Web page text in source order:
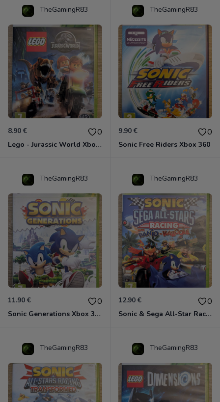
TheGamingR83
8.90 € 0
Lego - Jurassic World Xbox 360
TheGamingR83
9.90 € 0
Sonic Free Riders Xbox 360
TheGamingR83
11.90 € 0
Sonic Generations Xbox 360
TheGamingR83
12.90 € 0
Sonic & Sega All-Star Racing avec Banjo-Kazooie Xbox 360
TheGamingR83 TheGamingR83